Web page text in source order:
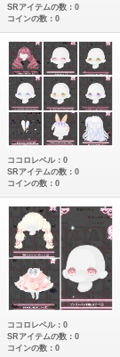
SRアイテムの数：0
コインの数：0
ココロレベル：0
SRアイテムの数：0
コインの数：0
ココロレベル：0
SRアイテムの数：0
コインの数：0